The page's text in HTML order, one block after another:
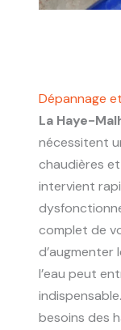
Dépannage
La Haye-
nécessitent
chaudières
intervient
complet de
d’augmenter
l’eau peut
besoins des